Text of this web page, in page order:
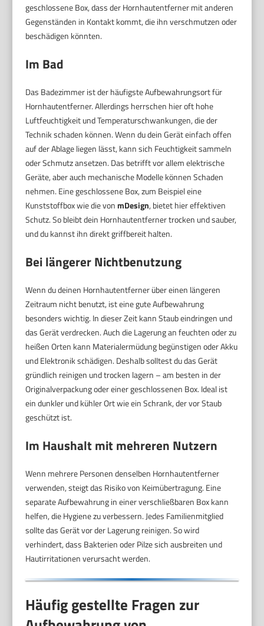
geschlossene Box, dass der Hornhautentferner mit anderen
Gegenständen in Kontakt kommt, die ihn verschmutzen oder
beschädigen könnten.
Im Bad
Das Badezimmer ist der häufigste Aufbewahrungsort für
Hornhautentferner. Allerdings herrschen hier oft hohe
Luftfeuchtigkeit und Temperaturschwankungen, die der
Technik schaden können. Wenn du dein Gerät einfach offen
auf der Ablage liegen lässt, kann sich Feuchtigkeit sammeln
oder Schmutz ansetzen. Das betrifft vor allem elektrische
Geräte, aber auch mechanische Modelle können Schaden
nehmen. Eine geschlossene Box, zum Beispiel eine
Kunststoffbox wie die vonmDesign, bietet hier effektiven
Schutz. So bleibt dein Hornhautentferner trocken und sauber,
und du kannst ihn direkt griffbereit halten.
Bei längerer Nichtbenutzung
Wenn du deinen Hornhautentferner über einen längeren
Zeitraum nicht benutzt, ist eine gute Aufbewahrung
besonders wichtig. In dieser Zeit kann Staub eindringen und
das Gerät verdrecken. Auch die Lagerung an feuchten oder zu
heißen Orten kann Materialermüdung begünstigen oder Akku
und Elektronik schädigen. Deshalb solltest du das Gerät
gründlich reinigen und trocken lagern – am besten in der
Originalverpackung oder einer geschlossenen Box. Ideal ist
ein dunkler und kühler Ort wie ein Schrank, der vor Staub
geschützt ist.
Im Haushalt mit mehreren Nutzern
Wenn mehrere Personen denselben Hornhautentferner
verwenden, steigt das Risiko von Keimübertragung. Eine
separate Aufbewahrung in einer verschließbaren Box kann
helfen, die Hygiene zu verbessern. Jedes Familienmitglied
sollte das Gerät vor der Lagerung reinigen. So wird
verhindert, dass Bakterien oder Pilze sich ausbreiten und
Hautirritationen verursacht werden.
Häufig gestellte Fragen zur